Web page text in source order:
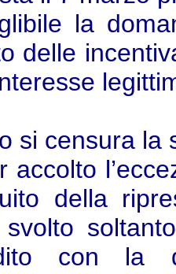
la
delle
si censura
accolto
della
svolto
con la